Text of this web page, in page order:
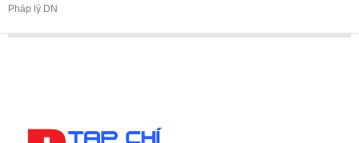
Pháp lý DN